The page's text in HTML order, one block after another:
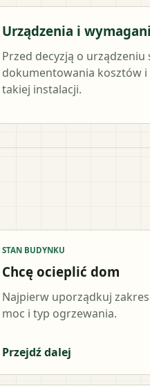
Urządzenia i
Przed decyzją o
dokumentowania kosztów
takiej instalacji.
STAN BUDYNKU
Chcę ocieplić dom
Najpierw uporządkuj
moc i typ ogrzewania.
Przejdź dalej